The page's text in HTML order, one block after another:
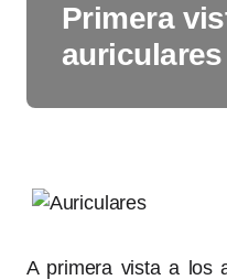
Primera
auriculares
A primera vista a los